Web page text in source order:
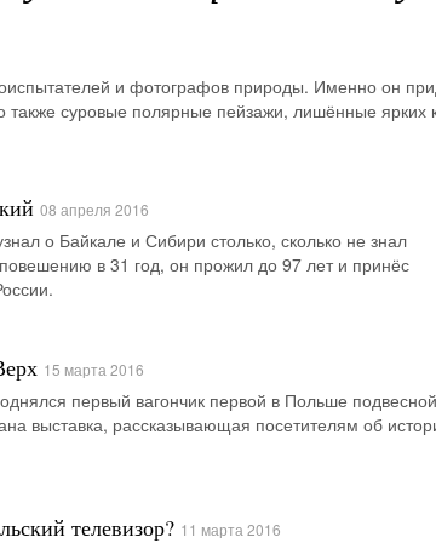
и фотографов природы. Именно он
суровые полярные пейзажи, лишённые ярких
08 апреля 2016
о Байкале и Сибири столько, сколько не знал
в 31 год, он прожил до 97 лет и принёс
15 марта 2016
первый вагончик первой в Польше подвесной
выставка, рассказывающая посетителям об
телевизор? 11 марта 2016